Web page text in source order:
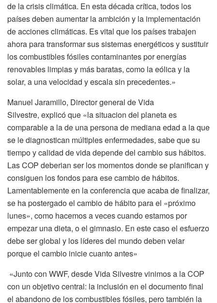
de la crisis climática. En esta década crítica, todos los
países deben aumentar la ambición y la implementación
de acciones climáticas. Es vital que los países trabajen
ahora para transformar sus sistemas energéticos y sustituir
los combustibles fósiles contaminantes por energías
renovables limpias y más baratas, como la eólica y la
solar, a una velocidad y escala sin precedentes.»
Manuel Jaramillo, Director general de Vida
Silvestre, explicó que «la situacion del planeta es
comparable a la de una persona de mediana edad a la que
se le diagnostican múltiples enfermedades, sabe que su
tiempo y calidad de vida depende del cambio sus hábitos.
Las COP deberian ser los momentos donde se planifican y
consiguen los fondos para ese cambio de hábitos.
Lamentablemente en la conferencia que acaba de finalizar,
se ha postergado el cambio de hábito para el «próximo
lunes», como hacemos a veces cuando estamos por
empezar una dieta, o el gimnasio. En este caso el esfuerzo
debe ser global y los líderes del mundo deben velar
porque el cambio inicie cuanto antes»
«Junto con WWF, desde Vida Silvestre vinimos a la COP
con un objetivo central: la inclusión en el documento final
el abandono de los combustibles fósiles, pero también la